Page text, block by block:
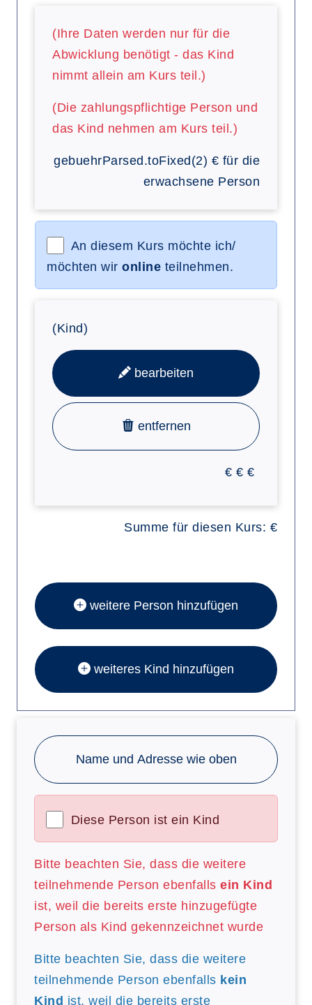
(Ihre Daten werden nur für die
Abwicklung benötigt - das Kind
nimmt allein am Kurs teil.)
(Die zahlungspflichtige Person und
das Kind nehmen am Kurs teil.)
gebuehrParsed.toFixed(2) € für die
erwachsene Person
An diesem Kurs möchte ich/
möchten wir online teilnehmen.
(Kind)
bearbeiten
entfernen
€ € €
Summe für diesen Kurs: €
weitere Person hinzufügen
weiteres Kind hinzufügen
Name und Adresse wie oben
Diese Person ist ein Kind
Bitte beachten Sie, dass die weitere
teilnehmende Person ebenfalls ein Kind
ist, weil die bereits erste hinzugefügte
Person als Kind gekennzeichnet wurde
Bitte beachten Sie, dass die weitere
teilnehmende Person ebenfalls kein
Kind ist, weil die bereits erste